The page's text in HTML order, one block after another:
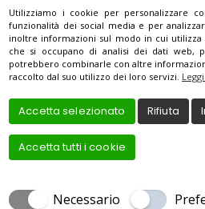
Mail
operafirenze@libero.it
Telefono
Copyrights © 2021 OPERA | Tutti i
Utilizziamo i cookie per personalizzare
funzionalità dei social media e per
inoltre informazioni sul modo in cui
che si occupano di analisi dei dati web,
potrebbero combinarle con altre
raccolto dal suo utilizzo dei loro servizi.
Accetta selezionato Rifiuta
Accetta tutti i cookie
Necessario